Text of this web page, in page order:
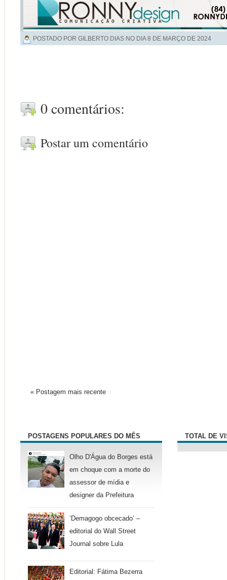
POSTADO POR GILBERTO DIAS NO DIA8 DE MARÇO DE 2024
0 comentários:
Postar um comentário
« Postagem mais recente
POSTAGENS POPULARES DO MÊS
Olho D'Água do Borges está
em choque com a morte do
assessor de mídia e
designer da Prefeitura
‘Demagogo obcecado’ –
editorial do Wall Street
Journal sobre Lula
Editorial: Fátima Bezerra
TOTAL DE